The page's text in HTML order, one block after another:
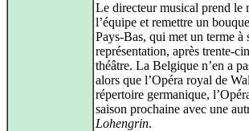
Le directeur musical prend le
l’équipe et remettre un
Pays-Bas, qui met un terme à
représentation, après trente-
théâtre. La Belgique n’en a
alors que l’Opéra royal de
répertoire germanique,
saison prochaine avec une
Lohengrin.